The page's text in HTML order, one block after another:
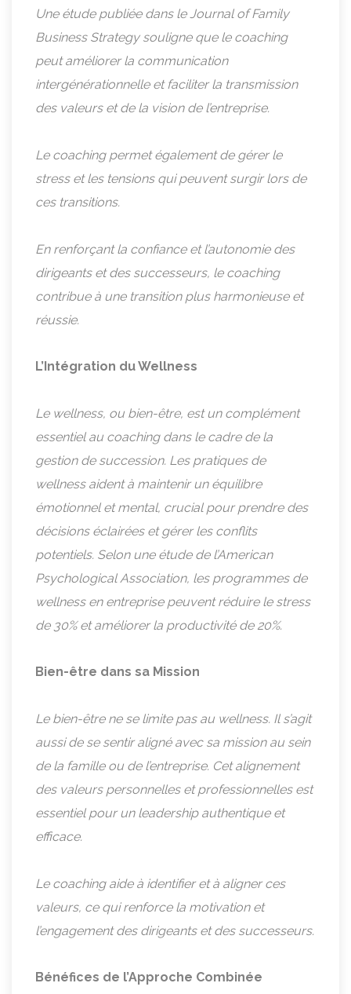
Une étude publiée dans le Journal of Family
Business Strategy souligne que le coaching
peut améliorer la communication
intergénérationnelle et faciliter la transmission
des valeurs et de la vision de l’entreprise.
Le coaching permet également de gérer le
stress et les tensions qui peuvent surgir lors de
ces transitions.
En renforçant la confiance et l’autonomie des
dirigeants et des successeurs, le coaching
contribue à une transition plus harmonieuse et
réussie.
L’Intégration du Wellness
Le wellness, ou bien-être, est un complément
essentiel au coaching dans le cadre de la
gestion de succession. Les pratiques de
wellness aident à maintenir un équilibre
émotionnel et mental, crucial pour prendre des
décisions éclairées et gérer les conflits
potentiels. Selon une étude de l’American
Psychological Association, les programmes de
wellness en entreprise peuvent réduire le stress
de 30% et améliorer la productivité de 20%.
Bien-être dans sa Mission
Le bien-être ne se limite pas au wellness. Il s’agit
aussi de se sentir aligné avec sa mission au sein
de la famille ou de l’entreprise. Cet alignement
des valeurs personnelles et professionnelles est
essentiel pour un leadership authentique et
efficace.
Le coaching aide à identifier et à aligner ces
valeurs, ce qui renforce la motivation et
l’engagement des dirigeants et des successeurs.
Bénéfices de l’Approche Combinée